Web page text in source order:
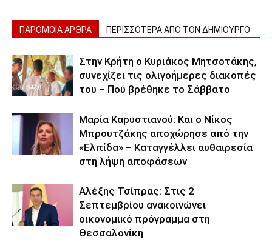
ΠΑΡΟΜΟΙΑ ΑΡΘΡΑ ΠΕΡΙΣΣΟΤΕΡΑ ΑΠΟ ΤΟΝ ΔΗΜΙΟΥΡΓΟ
Στην Κρήτη ο Κυριάκος Μητσοτάκης,
συνεχίζει τις ολιγοήμερες διακοπές
του – Πού βρέθηκε το Σάββατο
Μαρία Καρυστιανού: Και ο Νίκος
Μπρουτζάκης αποχώρησε από την
«Ελπίδα» – Καταγγέλλει αυθαιρεσία
στη λήψη αποφάσεων
Αλέξης Τσίπρας: Στις 2
Σεπτεμβρίου ανακοινώνει
οικονομικό πρόγραμμα στη
Θεσσαλονίκη